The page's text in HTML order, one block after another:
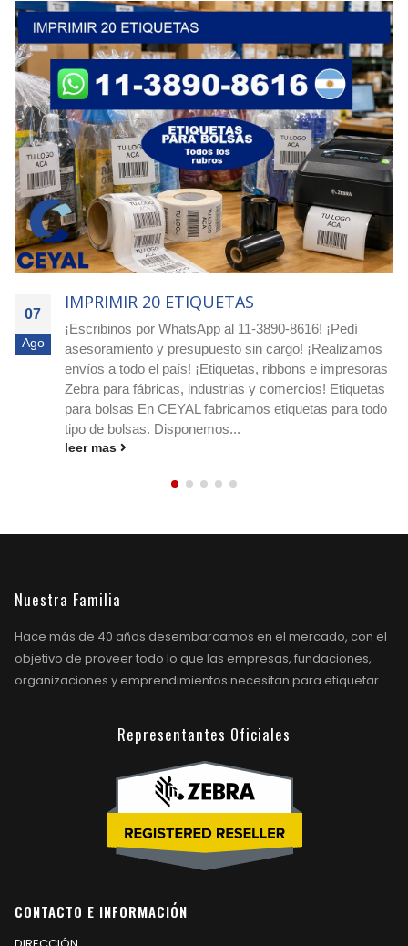
07
Ago
IMPRIMIR 1250 ETIQUETAS
Ordená hoy - Argentina! Etiquetas redondas para -
Dietéticas / Fruterías / Proveedurías ¡Comprá etiquetas
circulares blancas o impresas en Ceyal y destacá tus
productos! Si buscás etiquetas circulares blancas o
impresas, ¡en Ceyal tenemos la solución ideal para tu
negocio!...
leer mas
Nuestra Familia
Hace más de 40 años desembarcamos en el mercado, con el
objetivo de proveer todo lo que las empresas, fundaciones,
organizaciones y emprendimientos necesitan para etiquetar.
Representantes Oficiales
CONTACTO E INFORMACIÓN